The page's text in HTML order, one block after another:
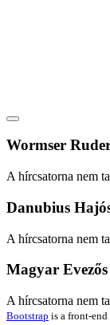
Wormser
A hírcsatorna nem
Danubius
A hírcsatorna nem
Magyar Evezős
A hírcsatorna nem
Bootstrap is a front-